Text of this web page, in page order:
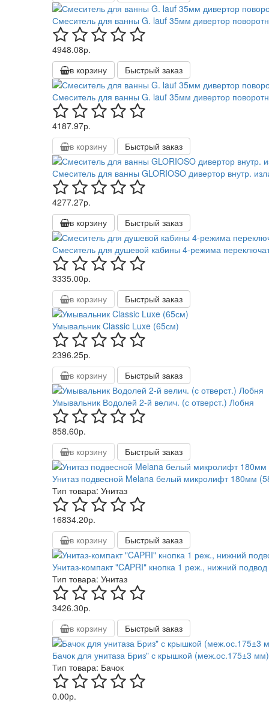
Смеситель для ванны G. lauf 35мм дивертор
4948.08р.
в корзину
Быстрый заказ
Смеситель для ванны G. lauf 35мм дивертор
4187.97р.
в корзину
Быстрый заказ
Смеситель для ванны GLORIOSO дивертор внутр.
4277.27р.
в корзину
Быстрый заказ
Смеситель для душевой кабины 4-режима
3335.00р.
в корзину
Быстрый заказ
Умывальник Classic Luxe (65см)
2396.25р.
в корзину
Быстрый заказ
Умывальник Водолей 2-й велич. (с отверст.) Лобня
858.60р.
в корзину
Быстрый заказ
Унитаз подвесной Melana белый микролифт 180мм
Тип товара: Унитаз
16834.20р.
в корзину
Быстрый заказ
Унитаз-компакт "CAPRI" кнопка 1 реж., нижний подвод
Тип товара: Унитаз
3426.30р.
в корзину
Быстрый заказ
Бачок для унитаза Бриз" с крышкой (меж.ос.175±3 мм)
Тип товара: Бачок
0.00р.